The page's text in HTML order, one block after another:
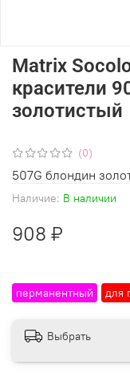
(0)
Наличие: В наличии
перманентный для
Matrix
красители
золотистый
908 ₽
507G блондин
Выбрать